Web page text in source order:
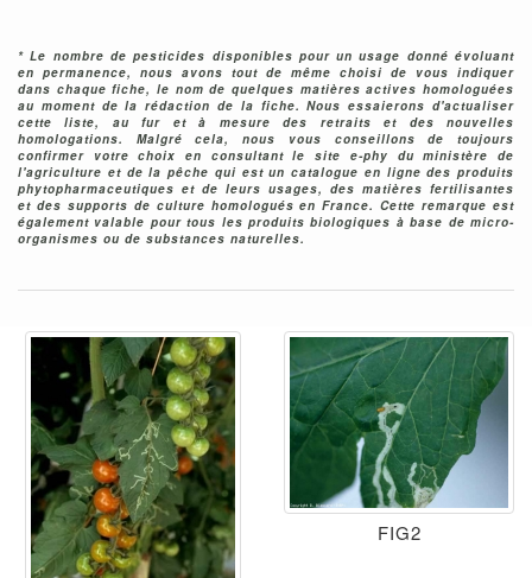
* Le nombre de pesticides disponibles pour un usage donné évoluant
en permanence, nous avons tout de même choisi de vous indiquer
dans chaque fiche, le nom de quelques matières actives homologuées
au moment de la rédaction de la fiche. Nous essaierons d'actualiser
cette liste, au fur et à mesure des retraits et des nouvelles
homologations. Malgré cela, nous vous conseillons de toujours
confirmer votre choix en consultant le site e-phy du ministère de
l'agriculture et de la pêche qui est un catalogue en ligne des produits
phytopharmaceutiques et de leurs usages, des matières fertilisantes
et des supports de culture homologués en France. Cette remarque est
également valable pour tous les produits biologiques à base de micro-
organismes ou de substances naturelles.
FIG2